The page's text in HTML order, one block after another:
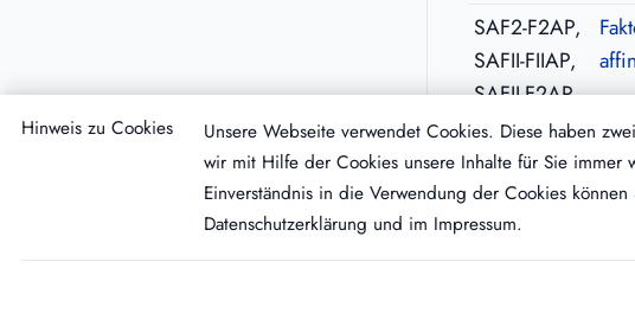
SAF2-F2AP,
SAFII-FIIAP,
SAFII-F2AP,
SAF2-FIIAP
Hinweis zu Cookies
Unsere Webseite verwendet Cookies. Diese haben
wir mit Hilfe der Cookies unsere Inhalte für Sie immer
Einverständnis in die Verwendung der Cookies
Datenschutzerklärung und im Impressum.